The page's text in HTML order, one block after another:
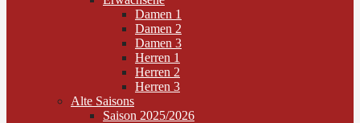
Damen 1
Damen 2
Damen 3
Herren 1
Herren 2
Herren 3
Alte Saisons
Saison 2025/2026